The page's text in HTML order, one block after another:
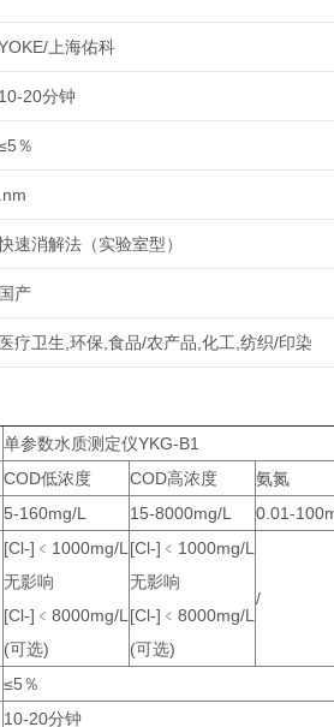
上海佑科
10-20分钟
％
.nm
速消解法（实验室型）
国产
医疗卫生,环保,食品/农产品,化工,纺织/印染
单参数水质测定仪YKG-B1
COD低浓度 COD高浓度 氨氮
5-160mg/L 15-8000mg/L 0.01-
[Cl-]﹤1000mg/L
无影响
[Cl-]﹤8000mg/L
(可选)
[Cl-]﹤1000mg/L
无影响
[Cl-]﹤8000mg/L
(可选)
/
≤5％
10-20分钟